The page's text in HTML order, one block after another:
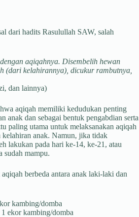
dari hadits Rasulullah SAW, salah
aqiqahnya. Disembelih hewan
(dari kelahirannya), dicukur rambutnya,
dan lainnya)
aqiqah memiliki kedudukan penting
anak dan sebagai bentuk pengabdian serta
paling utama untuk melaksanakan aqiqah
kelahiran anak. Namun, jika tidak
lakukan pada hari ke-14, ke-21, atau
sudah mampu.
berbeda antara anak laki-laki dan
kambing/domba
1 ekor kambing/domba